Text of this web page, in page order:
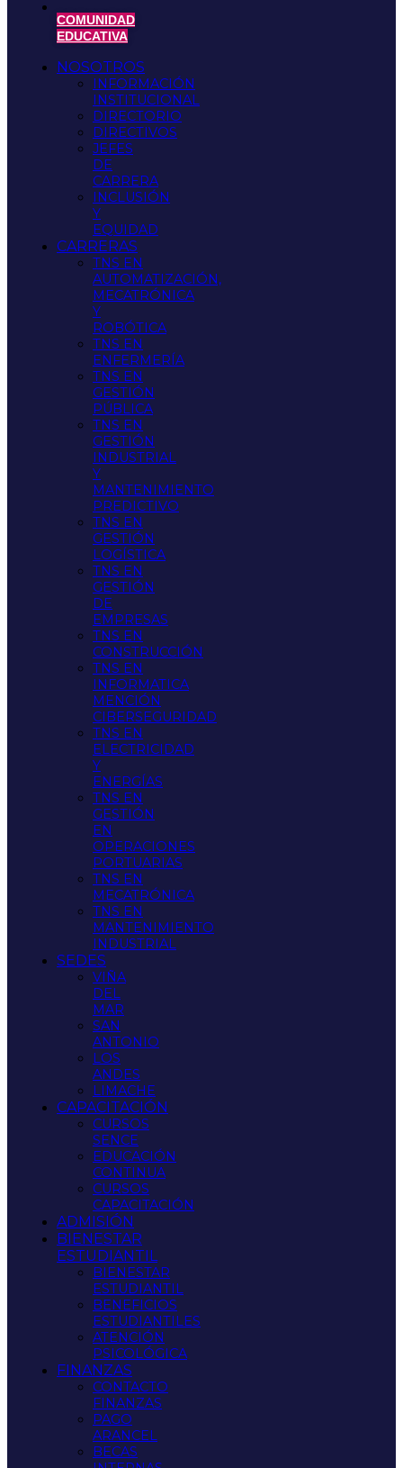
COMUNIDAD
EDUCATIVA
NOSOTROS
INFORMACIÓN
INSTITUCIONAL
DIRECTORIO
DIRECTIVOS
JEFES
DE
CARRERA
INCLUSIÓN
Y
EQUIDAD
CARRERAS
TNS EN
AUTOMATIZACIÓN,
MECATRÓNICA
Y
ROBÓTICA
TNS EN
ENFERMERÍA
TNS EN
GESTIÓN
PÚBLICA
TNS EN
GESTIÓN
INDUSTRIAL
Y
MANTENIMIENTO
PREDICTIVO
TNS EN
GESTIÓN
LOGÍSTICA
TNS EN
GESTIÓN
DE
EMPRESAS
TNS EN
CONSTRUCCIÓN
TNS EN
INFORMATICA
MENCIÓN
CIBERSEGURIDAD
TNS EN
ELECTRICIDAD
Y
ENERGÍAS
TNS EN
GESTIÓN
EN
OPERACIONES
PORTUARIAS
TNS EN
MECATRÓNICA
TNS EN
MANTENIMIENTO
INDUSTRIAL
SEDES
VIÑA
DEL
MAR
SAN
ANTONIO
LOS
ANDES
LIMACHE
CAPACITACIÓN
CURSOS
SENCE
EDUCACIÓN
CONTINUA
CURSOS
CAPACITACIÓN
ADMISIÓN
BIENESTAR
ESTUDIANTIL
BIENESTAR
ESTUDIANTIL
BENEFICIOS
ESTUDIANTILES
ATENCIÓN
PSICOLÓGICA
FINANZAS
CONTACTO
FINANZAS
PAGO
ARANCEL
BECAS